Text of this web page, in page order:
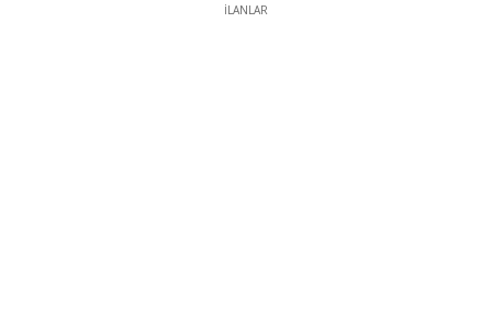
İLANLAR